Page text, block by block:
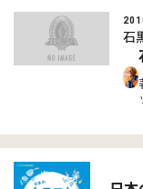
石